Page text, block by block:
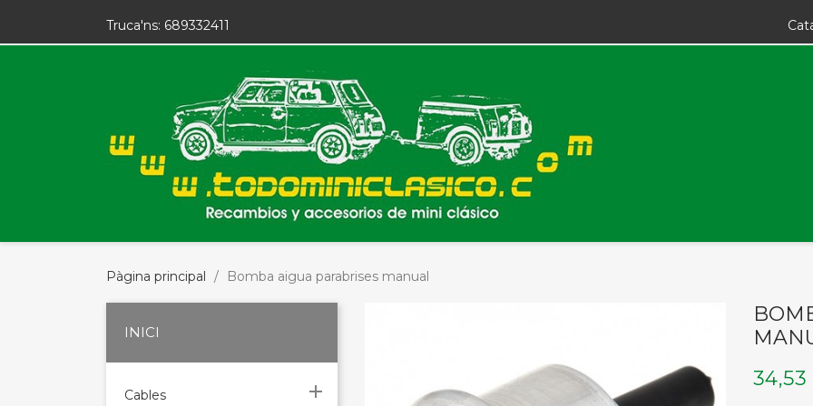
Truca'ns: 689332411
Pàgina principal Bomba aigua parabrises manual
INICI
Cables 